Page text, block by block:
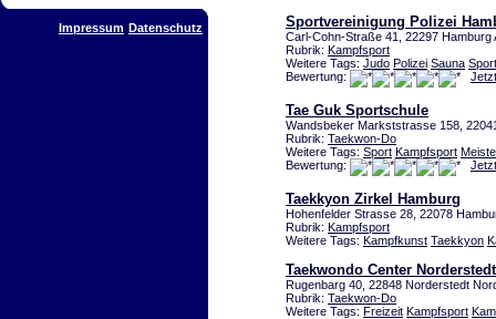
Impressum Datenschutz Sportvereinigung Polizei
Carl-Cohn-Straße 41, 22297 Hamburg
Rubrik: Kampfsport
Weitere Tags: Judo Polizei Sauna
Bewertung:
Tae Guk Sportschule
Wandsbeker Markststrasse 158,
Rubrik: Taekwon-Do
Weitere Tags: Sport Kampfsport
Bewertung:
Taekkyon Zirkel Hamburg
Hohenfelder Strasse 28, 22078
Rubrik: Kampfsport
Weitere Tags: Kampfkunst Taekkyon
Taekwondo Center Norderstedt
Rugenbarg 40, 22848 Norderstedt
Rubrik: Taekwon-Do
Weitere Tags: Freizeit Kampfsport